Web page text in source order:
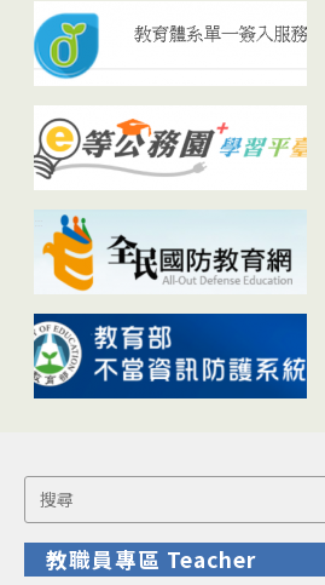
Search
for:
教職員專區 Teacher